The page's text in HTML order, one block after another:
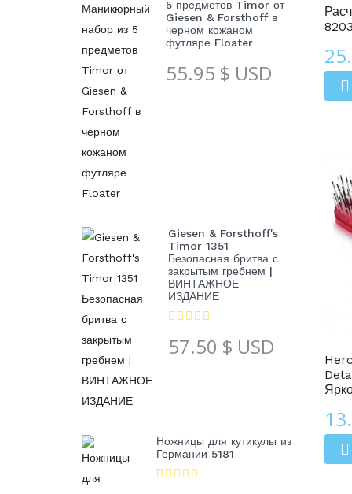
5 предметов Timor от
Giesen & Forsthoff в
черном кожаном
футляре Floater
55.95 $ USD
Giesen & Forsthoff's
Timor 1351
Безопасная бритва с
закрытым гребнем |
ВИНТАЖНОЕ
ИЗДАНИЕ
57.50 $ USD
Ножницы для кутикулы из
Германии 5181
Расчески Для Волос